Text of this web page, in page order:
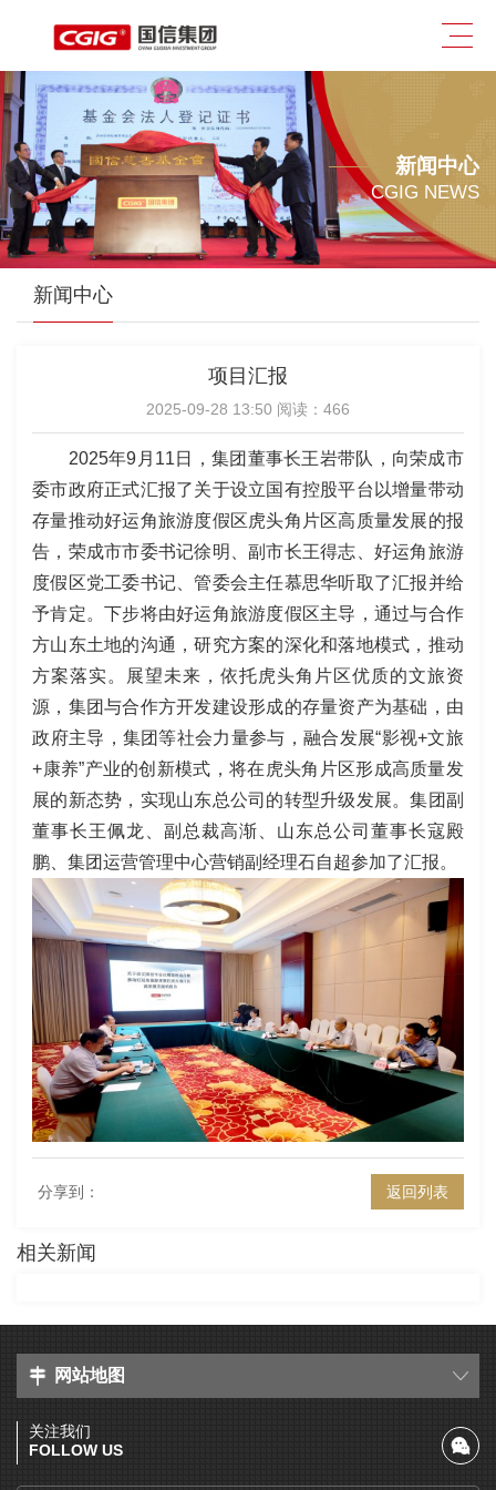
新闻中心
CGIG NEWS
新闻中心
项目汇报
2025-09-28 13:50 阅读： 466
2025年9月11日，集团董事长王岩带队，向荣成市
委市政府正式汇报了关于设立国有控股平台以增量带动
存量推动好运角旅游度假区虎头角片区高质量发展的报
告，荣成市市委书记徐明、副市长王得志、好运角旅游
度假区党工委书记、管委会主任慕思华听取了汇报并给
予肯定。下步将由好运角旅游度假区主导，通过与合作
方山东土地的沟通，研究方案的深化和落地模式，推动
方案落实。展望未来，依托虎头角片区优质的文旅资
源，集团与合作方开发建设形成的存量资产为基础，由
政府主导，集团等社会力量参与，融合发展“影视+文旅
+康养”产业的创新模式，将在虎头角片区形成高质量发
展的新态势，实现山东总公司的转型升级发展。集团副
董事长王佩龙、副总裁高渐、山东总公司董事长寇殿
鹏、集团运营管理中心营销副经理石自超参加了汇报。
分享到： 返回列表
相关新闻
网站地图
关注我们
FOLLOW US